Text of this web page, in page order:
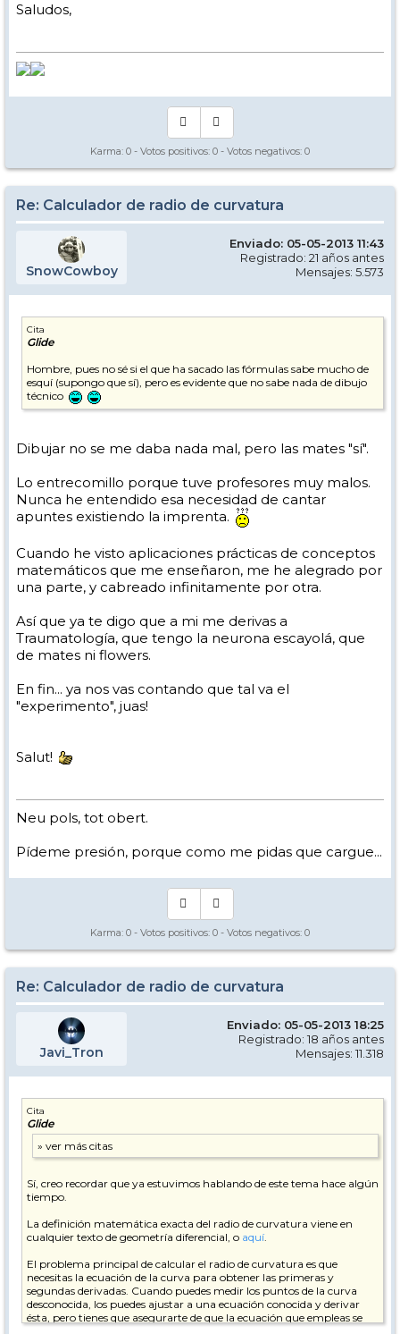
Saludos,
Karma: 0 - Votos positivos: 0 - Votos negativos: 0
Re: Calculador de radio de curvatura
SnowCowboy
Enviado: 05-05-2013 11:43
Registrado: 21 años antes
Mensajes: 5.573
Cita
Glide
Hombre, pues no sé si el que ha sacado las fórmulas sabe mucho de
esquí (supongo que sí), pero es evidente que no sabe nada de dibujo
técnico
Dibujar no se me daba nada mal, pero las mates "sí".
Lo entrecomillo porque tuve profesores muy malos.
Nunca he entendido esa necesidad de cantar
apuntes existiendo la imprenta.
Cuando he visto aplicaciones prácticas de conceptos
matemáticos que me enseñaron, me he alegrado por
una parte, y cabreado infinitamente por otra.
Así que ya te digo que a mi me derivas a
Traumatología, que tengo la neurona escayolá, que
de mates ni flowers.
En fin... ya nos vas contando que tal va el
"experimento", juas!
Salut!
Neu pols, tot obert.
Pídeme presión, porque como me pidas que cargue...
Karma: 0 - Votos positivos: 0 - Votos negativos: 0
Re: Calculador de radio de curvatura
Javi_Tron
Enviado: 05-05-2013 18:25
Registrado: 18 años antes
Mensajes: 11.318
Cita
Glide
Sí, creo recordar que ya estuvimos hablando de este tema hace algún
tiempo.
La definición matemática exacta del radio de curvatura viene en
cualquier texto de geometría diferencial, o aquí
El problema principal de calcular el radio de curvatura es que
necesitas la ecuación de la curva para obtener las primeras y
segundas derivadas. Cuando puedes medir los puntos de la curva
desconocida, los puedes ajustar a una ecuación conocida y derivar
ésta, pero tienes que asegurarte de que la ecuación que empleas se